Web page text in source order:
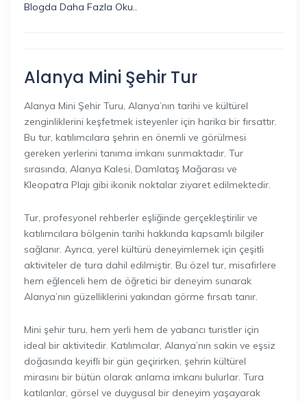
Blogda Daha Fazla Oku..
Alanya Mini Şehir Tur
Alanya Mini Şehir Turu, Alanya’nın tarihi ve kültürel
zenginliklerini keşfetmek isteyenler için harika bir fırsattır.
Bu tur, katılımcılara şehrin en önemli ve görülmesi
gereken yerlerini tanıma imkanı sunmaktadır. Tur
sırasında, Alanya Kalesi, Damlataş Mağarası ve
Kleopatra Plajı gibi ikonik noktalar ziyaret edilmektedir.
Tur, profesyonel rehberler eşliğinde gerçekleştirilir ve
katılımcılara bölgenin tarihi hakkında kapsamlı bilgiler
sağlanır. Ayrıca, yerel kültürü deneyimlemek için çeşitli
aktiviteler de tura dahil edilmiştir. Bu özel tur, misafirlere
hem eğlenceli hem de öğretici bir deneyim sunarak
Alanya’nın güzelliklerini yakından görme fırsatı tanır.
Mini şehir turu, hem yerli hem de yabancı turistler için
ideal bir aktivitedir. Katılımcılar, Alanya’nın sakin ve eşsiz
doğasında keyifli bir gün geçirirken, şehrin kültürel
mirasını bir bütün olarak anlama imkanı bulurlar. Tura
katılanlar, görsel ve duygusal bir deneyim yaşayarak